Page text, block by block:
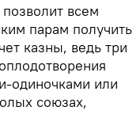
всем
парам получить
казны, ведь три
одиночками или
союзах,